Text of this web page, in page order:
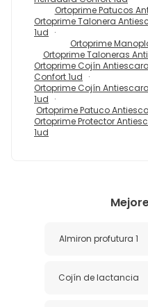
Ortoprime Patucos
Ortoprime Talonera
1ud
Ortoprime
Ortoprime Taloneras
Ortoprime Cojín
Confort 1ud
Ortoprime Cojín
1ud
Ortoprime Patuco
Ortoprime Protector
1ud
Almiron profutura 1
Cojín de lactancia